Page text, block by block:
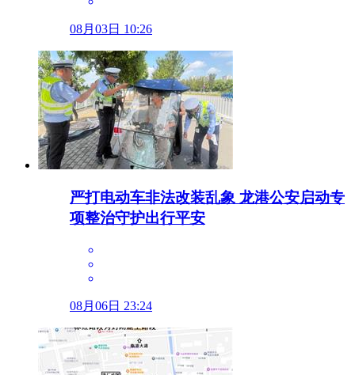
08月03日 10:26
严打电动车非法改装乱象 龙港公安启动专
项整治守护出行平安
08月06日 23:24